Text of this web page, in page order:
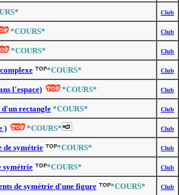
Club
*COURS* Club
*COURS* Club
*COURS* Club
l'espace) *COURS* Club
d'un rectangle *COURS* Club
) *COURS* Club
de symétrie *COURS* Club
symétrie *COURS* Club
de symétrie d'une figure *COURS* Club